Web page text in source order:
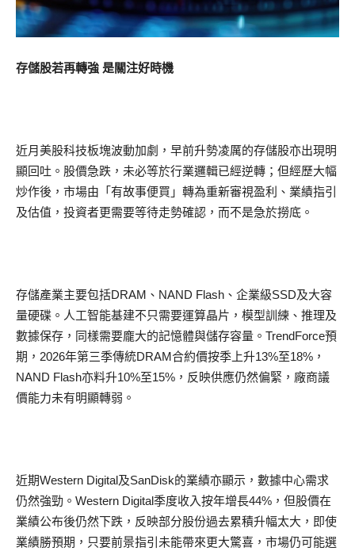
存儲股若再轉強 是關注好時機
近月美股科技板塊波動加劇，早前升勢凌厲的存儲股亦出現明
顯回吐。股價急跌，未必等於行業邏輯已經逆轉；但經歷大幅
炒作後，市場由「有故事便買」轉為重新審視盈利、業績指引
及估值，投資者更需要等待走勢確認，而不是急於撈底。
存儲產業主要包括DRAM、NAND Flash、企業級SSD及大容
量硬碟。人工智能基建不只需要運算晶片，模型訓練、推理及
數據保存，同樣需要龐大的記憶體與儲存容量。TrendForce預
期，2026年第三季傳統DRAM合約價按季上升13%至18%，
NAND Flash亦料升10%至15%，反映供應仍然偏緊，廠商議
價能力未有明顯轉弱。
近期Western Digital及SanDisk的業績亦顯示，數據中心需求
仍然強勁。Western Digital季度收入按年增長44%，但股價在
業績公布後仍然下跌，反映部分股份過去累積升幅太大，即使
業績勝預期，只要前景指引未能帶來更大驚喜，市場仍可能選